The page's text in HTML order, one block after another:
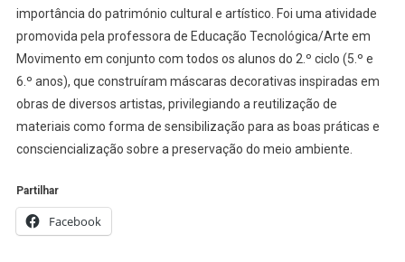
importância do património cultural e artístico. Foi uma atividade
promovida pela professora de Educação Tecnológica/Arte em
Movimento em conjunto com todos os alunos do 2.º ciclo (5.º e
6.º anos), que construíram máscaras decorativas inspiradas em
obras de diversos artistas, privilegiando a reutilização de
materiais como forma de sensibilização para as boas práticas e
consciencialização sobre a preservação do meio ambiente.
Partilhar
Facebook